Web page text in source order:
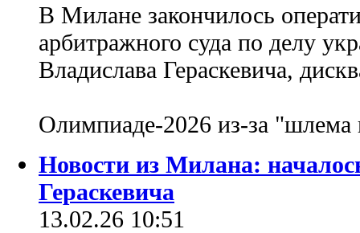
В Милане закончилось
арбитражного суда по делу
Владислава Гераскевича,
Олимпиаде-2026 из-за
Новости из Милана:
Гераскевича
13.02.26 10:51